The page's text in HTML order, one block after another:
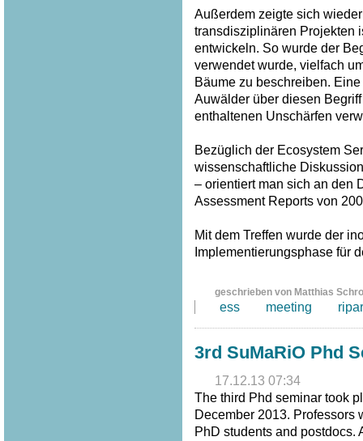
Außerdem zeigte sich
transdisziplinären Projekten
entwickeln. So wurde der
verwendet wurde, vielfach
Bäume zu beschreiben.
Auwälder über diesen
enthaltenen Unschärfen
Bezüglich der Ecosystem
wissenschaftliche
– orientiert man sich an den
Assessment Reports von
Mit dem Treffen wurde der
Implementierungsphase für
geschrieben von Matthias
ess meeting
3rd SuMaRiO Phd
17.12.13 07:34
The third Phd seminar took
December 2013. Professors
PhD students and postdocs.